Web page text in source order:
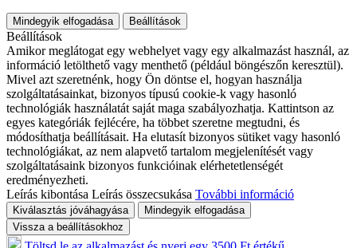
Mindegyik elfogadása Beállítások
Beállítások
Amikor meglátogat egy webhelyet vagy egy alkalmazást használ, az
információ letölthető vagy menthető (például böngészőn keresztül).
Mivel azt szeretnénk, hogy Ön döntse el, hogyan használja
szolgáltatásainkat, bizonyos típusú cookie-k vagy hasonló
technológiák használatát saját maga szabályozhatja. Kattintson az
egyes kategóriák fejlécére, ha többet szeretne megtudni, és
módosíthatja beállításait. Ha elutasít bizonyos sütiket vagy hasonló
technológiákat, az nem alapvető tartalom megjelenítését vagy
szolgáltatásaink bizonyos funkcióinak elérhetetlenségét
eredményezheti.
Leírás kibontása Leírás összecsukása További információ
Kiválasztás jóváhagyása
Mindegyik elfogadása
Vissza a beállításokhoz